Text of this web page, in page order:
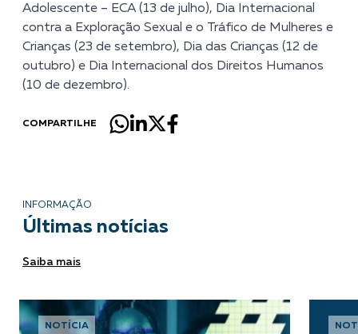
Adolescente – ECA (13 de julho), Dia Internacional
contra a Exploração Sexual e o Tráfico de Mulheres e
Crianças (23 de setembro), Dia das Crianças (12 de
outubro) e Dia Internacional dos Direitos Humanos
(10 de dezembro).
COMPARTILHE
INFORMAÇÃO
Últimas notícias
Saiba mais
NOTÍCIA